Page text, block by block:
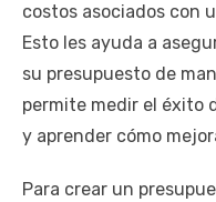
costos asociados con
Esto les ayuda a
su presupuesto de
permite medir el éxito
y aprender cómo
Para crear un